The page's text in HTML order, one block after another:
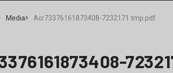
Media Acr73376161873408-7232171.tmp.pdf